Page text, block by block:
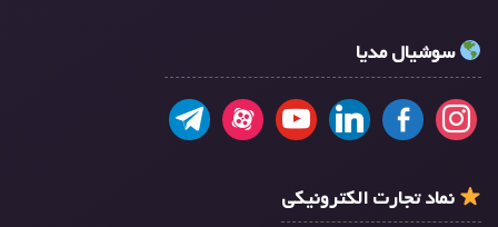
سوشیال مدیا
نماد تجارت الکترونیکی